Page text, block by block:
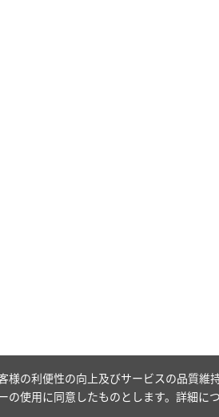
様の利便性の向上及びサービスの品質
の使用に同意したものとします。詳細